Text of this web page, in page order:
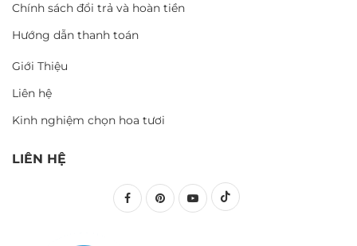
Chính sách đổi trả và hoàn tiền
Hướng dẫn thanh toán
Giới Thiệu
Liên hệ
Kinh nghiệm chọn hoa tươi
LIÊN HỆ